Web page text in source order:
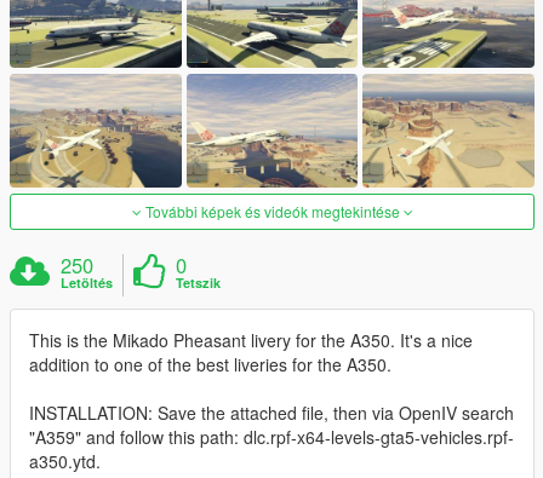
További képek és videók megtekintése
250
Letöltés
0
Tetszik
This is the Mikado Pheasant livery for the A350. It's a nice
addition to one of the best liveries for the A350.
INSTALLATION: Save the attached file, then via OpenIV search
"A359" and follow this path: dlc.rpf-x64-levels-gta5-vehicles.rpf-
a350.ytd.